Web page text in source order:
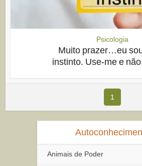
Psicologia
Muito prazer…eu
instinto. Use-me e
1
Animais de Poder